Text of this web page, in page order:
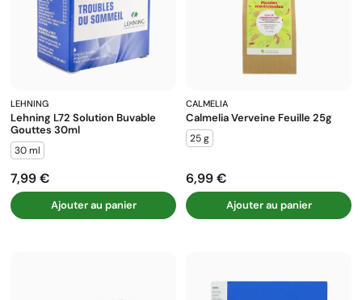
LEHNING
Lehning L72 Solution Buvable
Gouttes 30ml
30 ml
Prix
7,99 €
Ajouter au panier
CALMELIA
Calmelia Verveine Feuille 25g
25 g
Prix
6,99 €
Ajouter au panier